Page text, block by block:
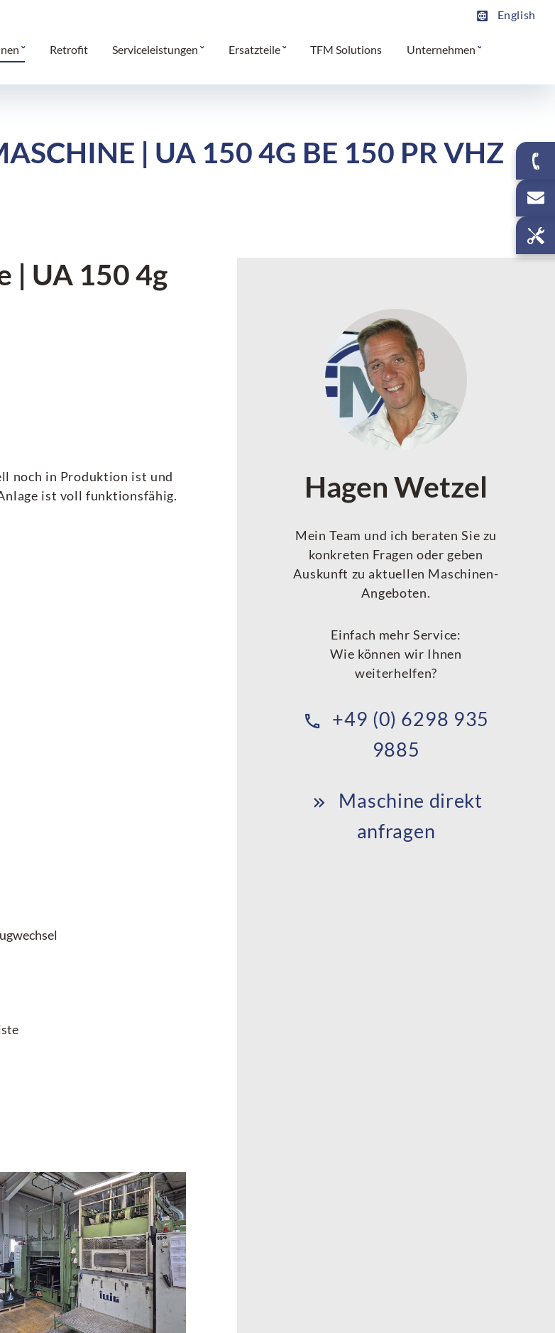
English
Retrofit Serviceleistungen Ersatzteile TFM Solutions Unternehmen
| UA 150 4G BE 150 PR VHZ
| UA 150 4g
noch in Produktion ist und
ist voll funktionsfähig.
Hagen Wetzel
Mein Team und ich beraten Sie zu
konkreten Fragen oder geben
Auskunft zu aktuellen Maschinen-
Angeboten.
Einfach mehr Service:
Wie können wir Ihnen
weiterhelfen?
+49 (0) 6298 935
9885
Maschine direkt
anfragen